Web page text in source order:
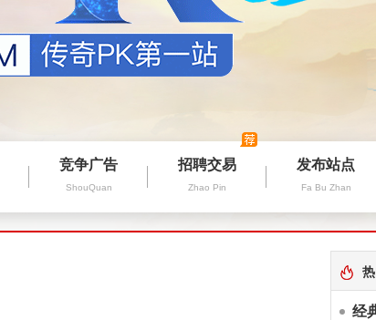
竞争广告
ShouQuan
招聘交易
Zhao Pin
发布站点
Fa Bu Zhan
经